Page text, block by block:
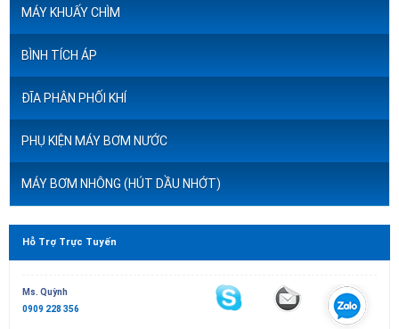
MÁY KHUẤY CHÌM
BÌNH TÍCH ÁP
ĐĨA PHÂN PHỐI KHÍ
PHỤ KIỆN MÁY BƠM NƯỚC
MÁY BƠM NHÔNG (HÚT DẦU NHỚT)
Hỗ Trợ Trực Tuyến
Ms. Quỳnh
0909 228 356